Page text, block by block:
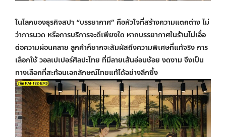
ในโลกของธุรกิจสปา “บรรยากาศ” คือหัวใจที่สร้างความแตกต่าง ไม่
ว่าการนวด หรือการบริการจะดีเพียงใด หากบรรยากาศในร้านไม่เอื้อ
ต่อความผ่อนคลาย ลูกค้าก็ยากจะสัมผัสถึงความพิเศษที่แท้จริง การ
เลือกใช้วอลเปเปอร์ศิลปะไทย ที่มีลายเส้นอ่อนช้อย งดงาม จึงเป็น
ทางเลือกที่สะท้อนเอกลักษณ์ไทยแท้ได้อย่างลึกซึ้ง